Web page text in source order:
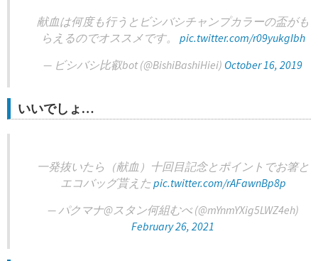
献血は何度も行うとビシバシチャンプカラーの盃がも
らえるのでオススメです。 pic.twitter.com/r09yukgIbh
— ビシバシ比叡bot (@BishiBashiHiei) October 16, 2019
いいでしょ…
一発抜いたら（献血）十回目記念とポイントでお箸と
エコバッグ貰えたpic.twitter.com/rAFawnBp8p
— パクマナ@スタン何組むべ (@mYnmYXig5LWZ4eh)
February 26, 2021